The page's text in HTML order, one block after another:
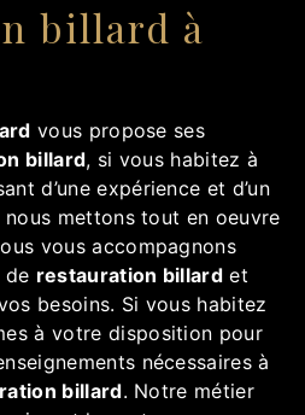
billard à
vous propose ses
billard, si vous habitez à
d’une expérience et d’un
mettons tout en oeuvre
vous accompagnons
de restauration billard et
besoins. Si vous habitez
à votre disposition pour
nécessaires à
billard. Notre métier